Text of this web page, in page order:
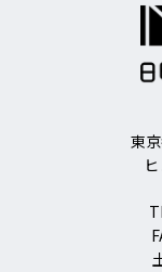
東